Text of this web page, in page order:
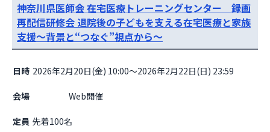
神奈川県医師会 在宅医療トレーニングセンター 録画
再配信研修会 退院後の子どもを支える在宅医療と家族
支援～背景と“つなぐ”視点から～
日時 2026年2月20日(金) 10:00～2026年2月22日(日) 23:59
会場
定員 先着100名